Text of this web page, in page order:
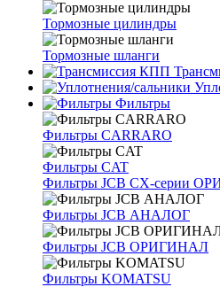
Тормозные цилиндры
Тормозные шланги
Фильтры
Фильтры CARRARO
Фильтры CAT
Фильтры JCB CX-серии
Фильтры JCB АНАЛОГ
Фильтры JCB ОРИГИНАЛ
Фильтры KOMATSU